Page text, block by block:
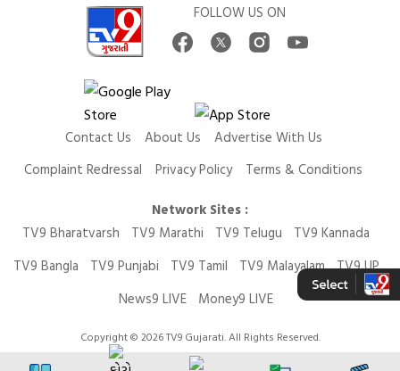
FOLLOW US ON
Contact Us About Us
Advertise With Us
Complaint Redressal
Privacy Policy
Terms & Conditions
Network Sites :
TV9 Bharatvarsh
TV9 Marathi TV9 Telugu
TV9 Kannada
TV9 Bangla
TV9 Punjabi TV9 Tamil TV9 Malayalam TV9 UP
News9 LIVE
Money9 LIVE
Copyright © 2026 TV9 Gujarati. All Rights Reserved.